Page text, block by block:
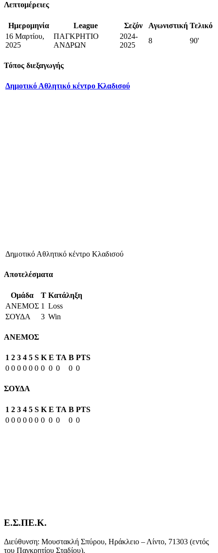
Λεπτομέρειες
Ημερομηνία League Σεζόν Αγωνιστική Τελικό
16 Μαρτίου,
2025
ΠΑΓΚΡΗΤΙΟ
ΑΝΔΡΩΝ
2024-
2025
8 90'
Τόπος διεξαγωγής
Δημοτικό Αθλητικό κέντρο Κλαδισού
Δημοτικό Αθλητικό κέντρο Κλαδισού
Αποτελέσματα
Ομάδα T Κατάληξη
ΑΝΕΜΟΣ 1 Loss
ΣΟΥΔΑ
3 Win
ΑΝΕΜΟΣ
1 2 3 4 5 S K E TA B PTS
0 0 0 0 0 0 0 0 0 0 0
ΣΟΥΔΑ
1 2 3 4 5 S K E TA B PTS
0 0 0 0 0 0 0 0 0 0 0
Ε.Σ.ΠΕ.Κ.
Διεύθυνση: Μουστακλή Σπύρου, Ηράκλειο – Λίντο, 71303 (εντός
του Παγκρητίου Σταδίου).